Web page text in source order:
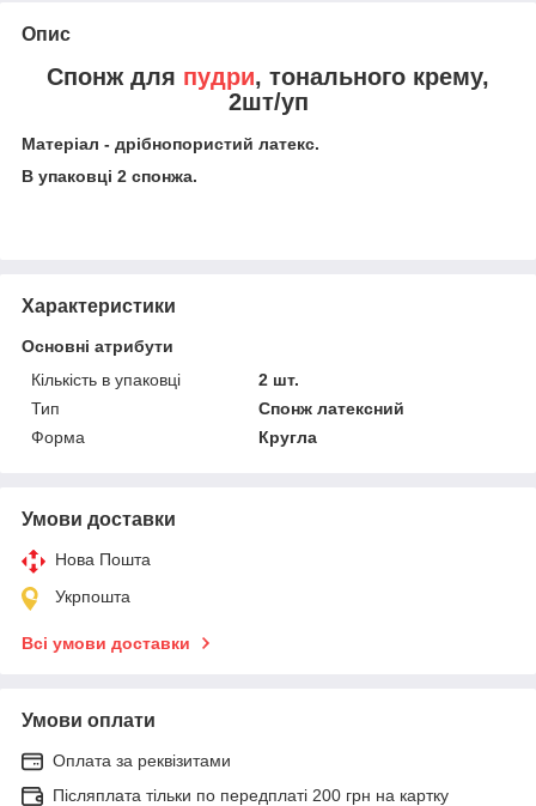
Опис
Спонж для пудри, тонального крему,
2шт/уп
Матеріал - дрібнопористий латекс.
В упаковці 2 спонжа.
Характеристики
Основні атрибути
Кількість в упаковці
2 шт.
Тип
Спонж латексний
Форма
Кругла
Умови доставки
Нова Пошта
Укрпошта
Всі умови доставки
Умови оплати
Оплата за реквізитами
Післяплата тільки по передплаті 200 грн на картку